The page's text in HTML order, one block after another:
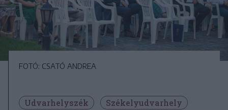
FOTÓ: CSATÓ ANDREA
Udvarhelyszék Székelyudvarhely